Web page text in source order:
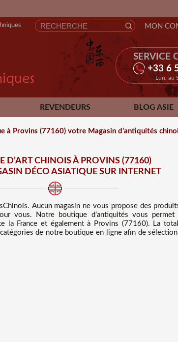
SERVICE
+33 6
Lun. au
MON
REVENDEURS BLOG ASIE
CONTACT
à Provins (77160) votre Magasin d’antiquités
D’ART CHINOIS À PROVINS (77160)
DÉCO ASIATIQUE SUR INTERNET
Aucun magasin ne vous propose des
vous. Notre boutique d’antiquités vous
la France et également à Provins (77160). La
de notre boutique en ligne afin de